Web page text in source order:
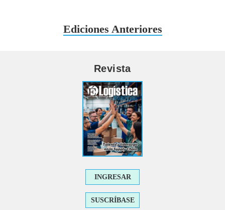
Ediciones Anteriores
Revista
INGRESAR
SUSCRÍBASE